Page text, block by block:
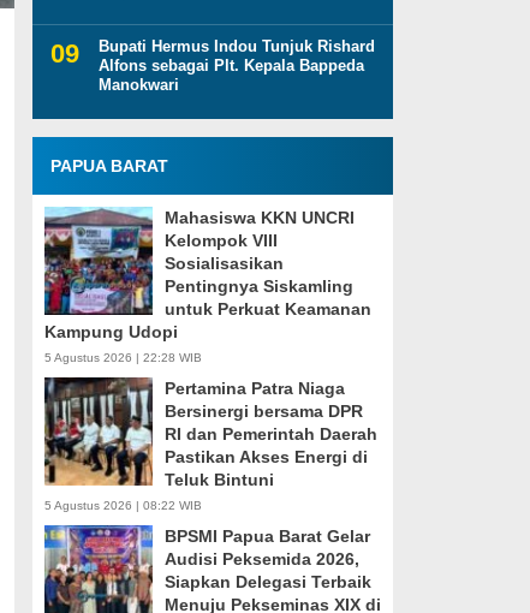
Bupati Hermus Indou Tunjuk Rishard
Alfons sebagai Plt. Kepala Bappeda
Manokwari
PAPUA BARAT
Mahasiswa KKN UNCRI
Kelompok VIII
Sosialisasikan
Pentingnya Siskamling
untuk Perkuat Keamanan
Kampung Udopi
5 Agustus 2026 | 22:28 WIB
Pertamina Patra Niaga
Bersinergi bersama DPR
RI dan Pemerintah Daerah
Pastikan Akses Energi di
Teluk Bintuni
5 Agustus 2026 | 08:22 WIB
BPSMI Papua Barat Gelar
Audisi Peksemida 2026,
Siapkan Delegasi Terbaik
Menuju Pekseminas XIX di